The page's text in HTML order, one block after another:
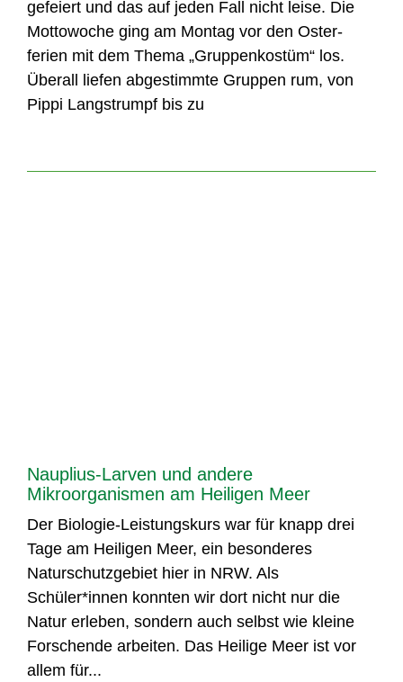
gefeiert und das auf jeden Fall nicht leise. Die
Mottowoche ging am Montag vor den Oster-
ferien mit dem Thema „Gruppenkostüm“ los.
Überall liefen abgestimmte Gruppen rum, von
Pippi Langstrumpf bis zu
Nauplius-Larven und andere
Mikroorganismen am Heiligen Meer
Der Biologie-Leistungskurs war für knapp drei
Tage am Heiligen Meer, ein besonderes
Naturschutzgebiet hier in NRW. Als
Schüler*innen konnten wir dort nicht nur die
Natur erleben, sondern auch selbst wie kleine
Forschende arbeiten. Das Heilige Meer ist vor
allem für...